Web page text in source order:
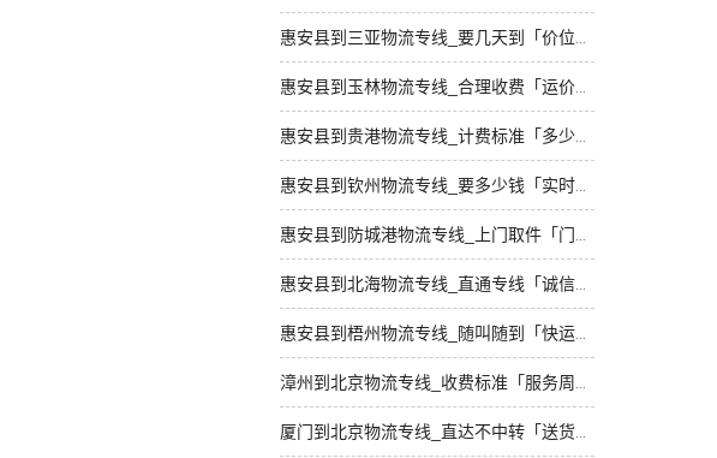
惠安县到三亚物流专线_要几天到「价位合理」
惠安县到玉林物流专线_合理收费「运价实惠」
惠安县到贵港物流专线_计费标准「多少公里」
惠安县到钦州物流专线_要多少钱「实时跟踪 」
惠安县到防城港物流专线_上门取件「门到门接送」
惠安县到北海物流专线_直通专线「诚信经营」
惠安县到梧州物流专线_随叫随到「快运有保障」
漳州到北京物流专线_收费标准「服务周到」
厦门到北京物流专线_直达不中转「送货到门」